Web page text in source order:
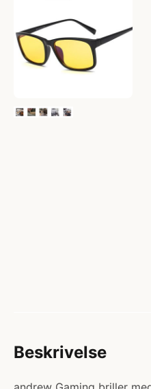
Beskrivelse